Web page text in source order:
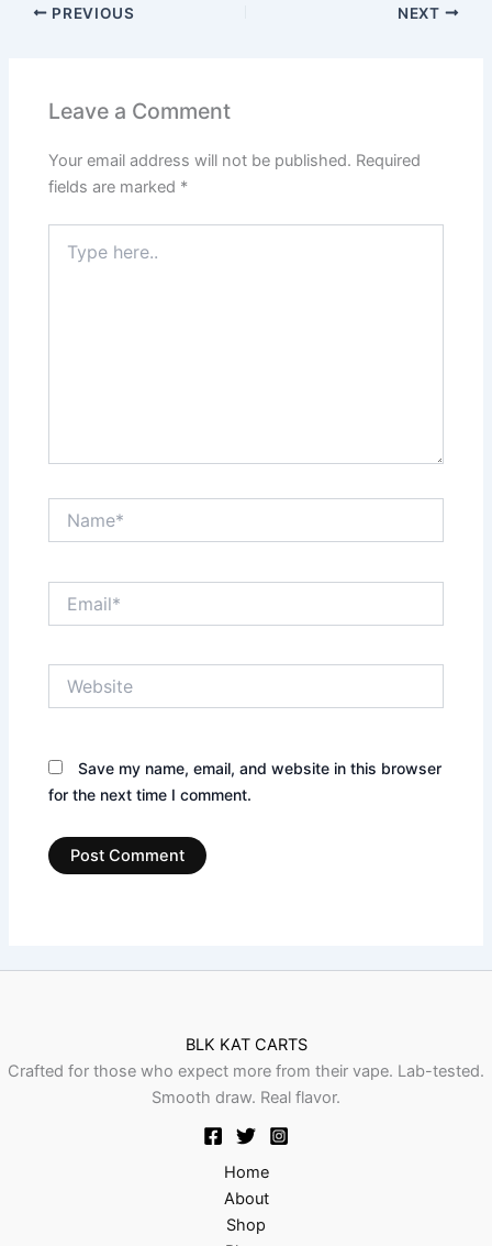
PREVIOUS NEXT
Leave a Comment
Your email address will not be published. Required
fields are marked *
here..
Save my name, email, and website in this browser
for the next time I comment.
BLK KAT CARTS
Crafted for those who expect more from their vape. Lab-tested.
Smooth draw. Real flavor.
Home
About
Shop